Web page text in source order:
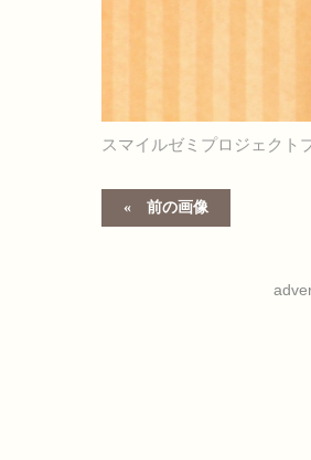
スマイルゼミプロジェクト
前の画像